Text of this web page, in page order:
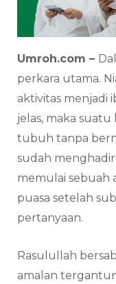
Umroh.com –
perkara utama.
aktivitas menjadi
jelas, maka
tubuh tanpa
sudah
memulai sebuah
puasa setelah
pertanyaan.
Rasulullah
amalan